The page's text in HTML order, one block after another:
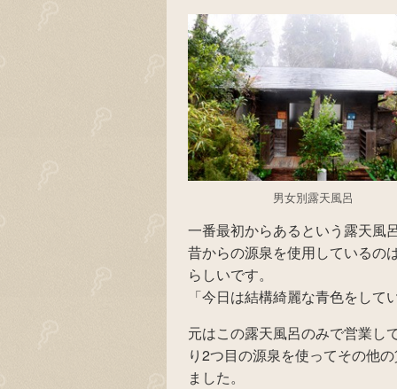
男女別露天風呂
一番最初からあるという露天風
昔からの源泉を使用しているの
らしいです。
「今日は結構綺麗な青色をし
元はこの露天風呂のみで営業し
り2つ目の源泉を使ってその他
ました。